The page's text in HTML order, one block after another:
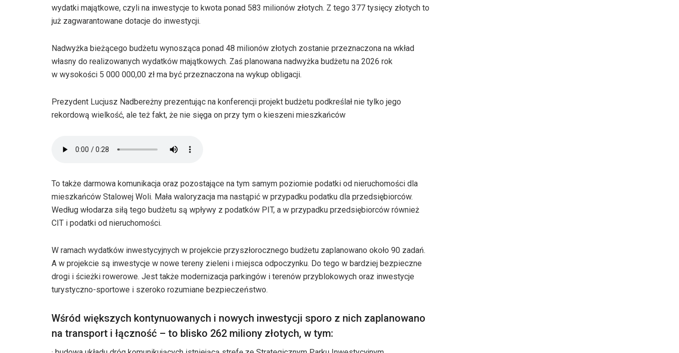
wydatki majątkowe, czyli na inwestycje to kwota ponad 583 milionów złotych. Z tego 377 tysięcy złotych to
już zagwarantowane dotacje do inwestycji.
Nadwyżka bieżącego budżetu wynosząca ponad 48 milionów złotych zostanie przeznaczona na wkład
własny do realizowanych wydatków majątkowych. Zaś planowana nadwyżka budżetu na 2026 rok
w wysokości 5 000 000,00 zł ma być przeznaczona na wykup obligacji.
Prezydent Lucjusz Nadbereżny prezentując na konferencji projekt budżetu podkreślał nie tylko jego
rekordową wielkość, ale też fakt, że nie sięga on przy tym o kieszeni mieszkańców
To także darmowa komunikacja oraz pozostające na tym samym poziomie podatki od nieruchomości dla
mieszkańców Stalowej Woli. Mała waloryzacja ma nastąpić w przypadku podatku dla przedsiębiorców.
Według włodarza siłą tego budżetu są wpływy z podatków PIT, a w przypadku przedsiębiorców również
CIT i podatki od nieruchomości.
W ramach wydatków inwestycyjnych w projekcie przyszłorocznego budżetu zaplanowano około 90 zadań.
A w projekcie są inwestycje w nowe tereny zieleni i miejsca odpoczynku. Do tego w bardziej bezpieczne
drogi i ścieżki rowerowe. Jest także modernizacja parkingów i terenów przyblokowych oraz inwestycje
turystyczno-sportowe i szeroko rozumiane bezpieczeństwo.
Wśród większych kontynuowanych i nowych inwestycji sporo z nich zaplanowano
na transport i łączność – to blisko 262 miliony złotych, w tym: